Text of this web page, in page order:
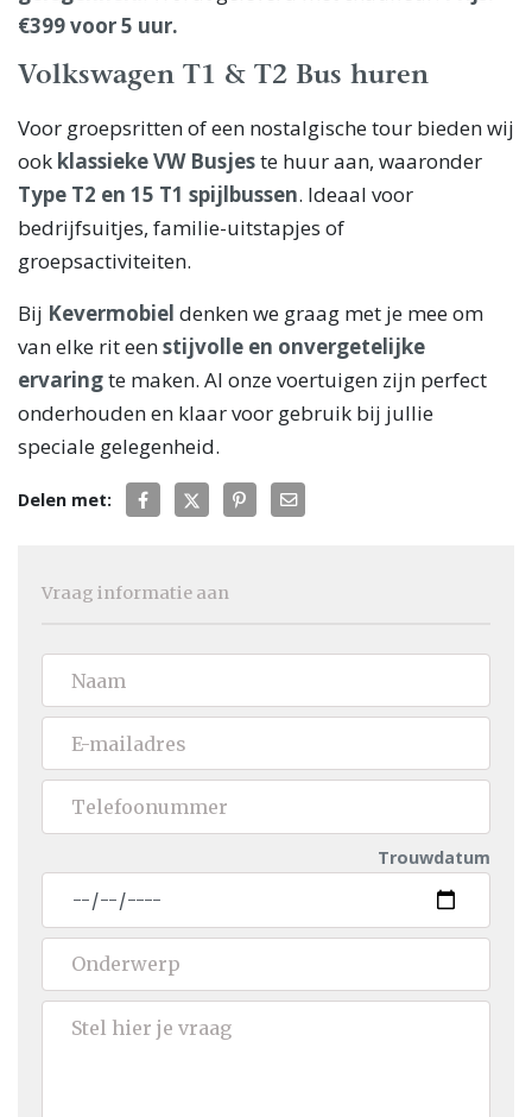
€399 voor 5 uur.
Volkswagen T1 & T2 Bus huren
Voor groepsritten of een nostalgische tour bieden wij
ook klassieke VW Busjeste huur aan, waaronder
Type T2 en 15 T1 spijlbussen. Ideaal voor
bedrijfsuitjes, familie-uitstapjes of
groepsactiviteiten.
Bij Kevermobiel denken we graag met je mee om
van elke rit eenstijvolle en onvergetelijke
ervaringte maken. Al onze voertuigen zijn perfect
onderhouden en klaar voor gebruik bij jullie
speciale gelegenheid.
Delen met:
Vraag informatie aan
Trouwdatum